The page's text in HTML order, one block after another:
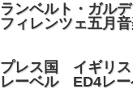
ランベルト・ガルデ
フィレンツェ五月
プレス国 イギリス
レーベル ED4レー